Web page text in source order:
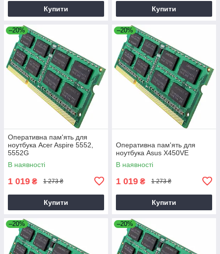
Купити Купити
–20%
Оперативна пам'ять для
ноутбука Acer Aspire 5552,
5552G
В наявності
1 019 ₴ 1 273 ₴
Купити
–20%
Оперативна пам'ять для
ноутбука Asus X450VE
В наявності
1 019 ₴ 1 273 ₴
Купити
–20% –20%